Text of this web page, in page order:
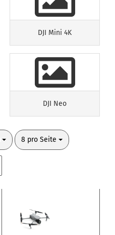
DJI Mini 4K
DJI Neo
8 pro Seite
pro Seite